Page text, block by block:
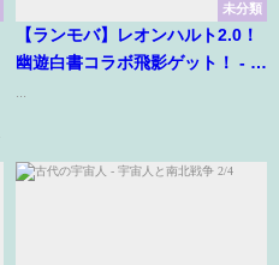
未分類
【ランモバ】レオンハルト2.0！
幽遊白書コラボ飛影ゲット！ - ラ